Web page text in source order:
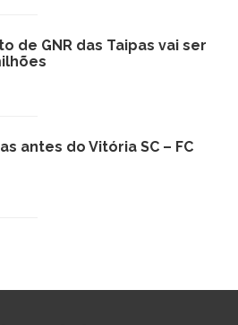
de GNR das Taipas vai ser
antes do Vitória SC – FC